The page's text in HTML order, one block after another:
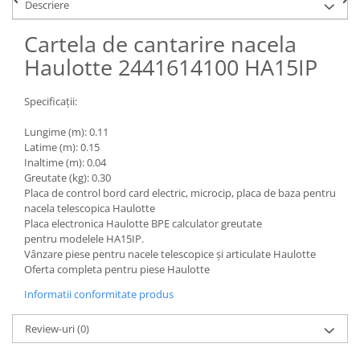
Fulie
Pistoane
Turbosuflanta
Diverse piese motor
Injectoare
Chiuloasa
Vibrochen - ax came - arbore cotit
Camasa piston
Segmenti motor
Termoflot
Cablu acceleratie
Senzori de presiune ulei
Vaporizatoare
Radiatoare AC
Piese frana
Discuri de frana
Piese Nifty Lift
Piese Grove
Piese motor Perkins
Piese Deutz Fahr
Piese Atlas Copco
Piese Hitachi
Piese Vermeer
Piese Gehl
Piese Socage
Piese Kaeser
Piese Wacker Neuson
Piese David Brown
Descriere
Cartela de cantarire nacela
Haulotte 2441614100 HA15IP
Specificații:
Lungime (m): 0.11
Latime (m): 0.15
Inaltime (m): 0.04
Greutate (kg): 0.30
Placa de control bord card electric, microcip, placa de baza pentru
nacela telescopica Haulotte
Placa electronica Haulotte BPE calculator greutate
pentru modelele HA15IP.
Vânzare piese pentru nacele telescopice și articulate Haulotte
Oferta completa pentru piese Haulotte
Informatii conformitate produs
Review-uri(0)